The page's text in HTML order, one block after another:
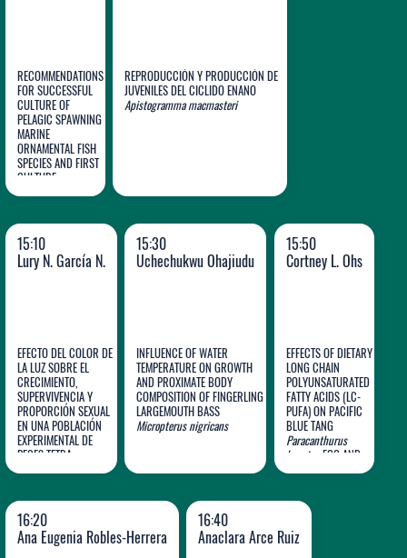
RECOMMENDATIONS
FOR SUCCESSFUL
CULTURE OF
PELAGIC SPAWNING
MARINE
ORNAMENTAL FISH
SPECIES AND FIRST
CULTURE
SUCCESSES AT THE
FLORIDA INDIAN
RIVER RESEARCH
AND EDUCATION
CENTER
Cortney
L. Ohs
REPRODUCCIÓN Y PRODUCCIÓN DE
JUVENILES DEL CICLIDO ENANO
Apistogramma macmasteri
15:10
Lury N. García N.
EFECTO DEL COLOR DE
LA LUZ SOBRE EL
CRECIMIENTO,
SUPERVIVENCIA Y
PROPORCIÓN SEXUAL
EN UNA POBLACIÓN
EXPERIMENTAL DE
PECES TETRA
EMPERADOR
Lury N.
García
N.
15:30
Uchechukwu Ohajiudu
INFLUENCE OF WATER
TEMPERATURE ON GROWTH
AND PROXIMATE BODY
COMPOSITION OF FINGERLING
LARGEMOUTH BASS
Micropterus nigricans
Uchechukwu
Ohajiudu
15:50
Cortney L. Ohs
EFFECTS OF DIETARY
LONG CHAIN
POLYUNSATURATED
FATTY ACIDS (LC-
PUFA) ON PACIFIC
BLUE TANG
Paracanthurus
hepatus EGG AND
LARVAL QUALITY
Cortney
L. Ohs
16:20
Ana Eugenia Robles-Herrera
16:40
Anaclara Arce Ruiz